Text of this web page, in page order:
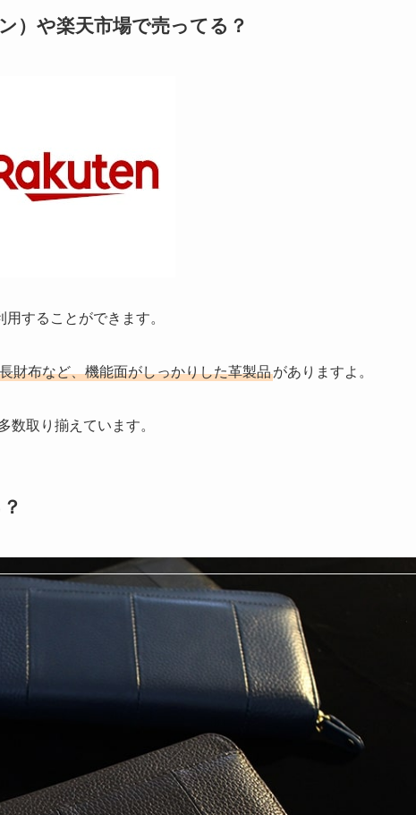
）や楽天市場で売ってる？
することができます。
財布など、機能面がしっかりした革製品がありますよ。
数取り揃えています。